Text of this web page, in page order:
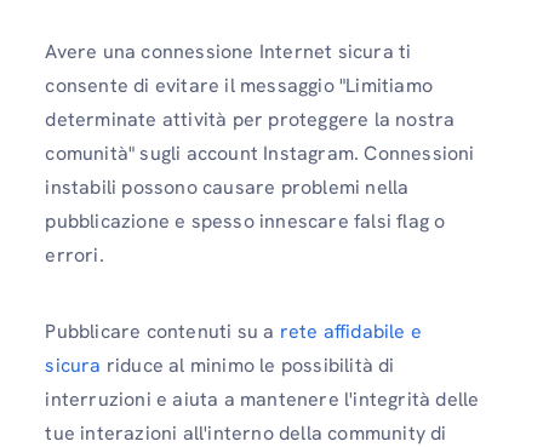
Avere una connessione Internet sicura ti
consente di evitare il messaggio "Limitiamo
determinate attività per proteggere la nostra
comunità" sugli account Instagram. Connessioni
instabili possono causare problemi nella
pubblicazione e spesso innescare falsi flag o
errori.
Pubblicare contenuti su a rete affidabile e
sicura riduce al minimo le possibilità di
interruzioni e aiuta a mantenere l'integrità delle
tue interazioni all'interno della community di